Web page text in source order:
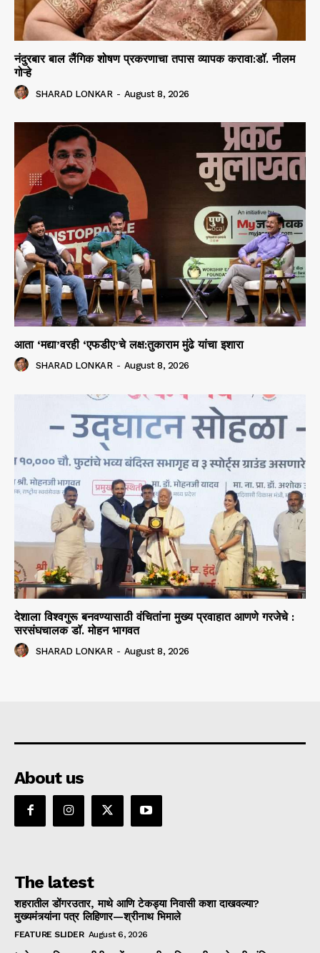
नंदुरबार बाल लैंगिक शोषण प्रकरणाचा तपास व्यापक करावा:डॉ. नीलम
गोऱ्हे
SHARAD LONKAR - August 8, 2026
आता ‘मद्या’वरही ‘एफडीए’चे लक्ष:तुकाराम मुंढे यांचा इशारा
SHARAD LONKAR - August 8, 2026
देशाला विश्वगुरू बनवण्यासाठी वंचितांना मुख्य प्रवाहात आणणे गरजेचे :
सरसंघचालक डाॅ. मोहन भागवत
SHARAD LONKAR - August 8, 2026
About us
The latest
शहरातील डोंगरउतार, माथे आणि टेकड्या निवासी कशा दाखवल्या?
मुख्यमंत्र्यांना पत्र लिहिणार—श्रीनाथ भिमाले
FEATURE SLIDER August 6, 2026